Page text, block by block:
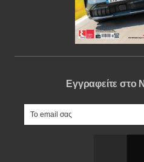
Εγγραφείτε στο
e-mail